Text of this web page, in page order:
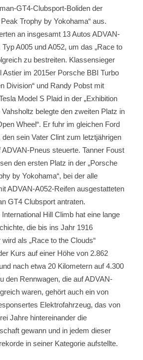
GT4-Clubsport-Boliden der
Trophy by Yokohama“ aus.
an insgesamt 13 Autos ADVAN-
A005 und A052, um das „Race to
zu bestreiten. Klassensieger
Astier im 2015er Porsche BBI Turbo
Division“ und Randy Pobst mit
Model S Plaid in der „Exhibition
Vahsholtz belegte den zweiten Platz in
Wheel“. Er fuhr im gleichen Ford
sein Vater Clint zum letztjährigen
Pneus steuerte. Tanner Foust
den ersten Platz in der „Porsche
by Yokohama“, bei der alle
ADVAN-A052-Reifen ausgestatteten
GT4 Clubsport antraten.
Hill Climb hat eine lange
die bis ins Jahr 1916
als „Race to the Clouds“
Kurs auf einer Höhe von 2.862
nach etwa 20 Kilometern auf 4.300
den Rennwagen, die auf ADVAN-
waren, gehört auch ein von
Elektrofahrzeug, das von
Jahre hintereinander die
gewann und in jedem dieser
in seiner Kategorie aufstellte.